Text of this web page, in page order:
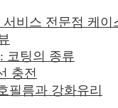
비스 전문점 케이
코팅의 종류
충전
필름과 강화유리